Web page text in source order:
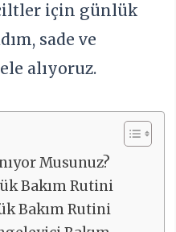
için günlük
sade ve
alıyoruz.
Musunuz?
Bakım Rutini
Bakım Rutini